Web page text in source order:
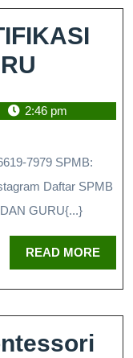
2:46 pm
7979 SPMB:
Daftar SPMB
GURU{...}
READ MORE